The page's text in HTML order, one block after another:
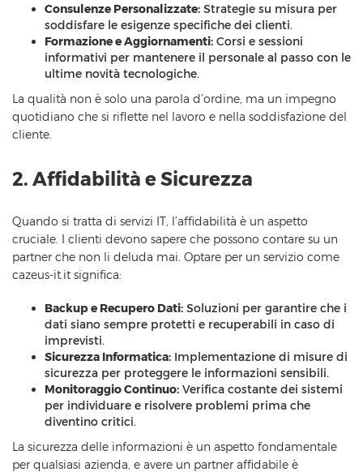
Consulenze Personalizzate: Strategie su misura per
soddisfare le esigenze specifiche dei clienti.
Formazione e Aggiornamenti: Corsi e sessioni
informativi per mantenere il personale al passo con le
ultime novità tecnologiche.
La qualità non è solo una parola d’ordine, ma un impegno
quotidiano che si riflette nel lavoro e nella soddisfazione del
cliente.
2. Affidabilità e Sicurezza
Quando si tratta di servizi IT, l’affidabilità è un aspetto
cruciale. I clienti devono sapere che possono contare su un
partner che non li deluda mai. Optare per un servizio come
cazeus-it.it significa:
Backup e Recupero Dati: Soluzioni per garantire che i
dati siano sempre protetti e recuperabili in caso di
imprevisti.
Sicurezza Informatica: Implementazione di misure di
sicurezza per proteggere le informazioni sensibili.
Monitoraggio Continuo: Verifica costante dei sistemi
per individuare e risolvere problemi prima che
diventino critici.
La sicurezza delle informazioni è un aspetto fondamentale
per qualsiasi azienda, e avere un partner affidabile è